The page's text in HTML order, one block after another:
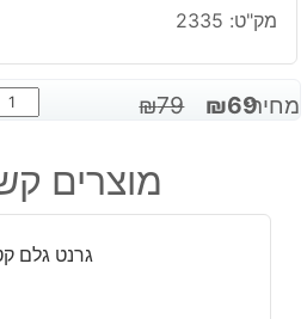
מק"ט: 2335
מחיר: ₪79
המחיר
₪69
המחיר
כמות
של
שרי
מוט
55
מוצרים
גרנט גלם